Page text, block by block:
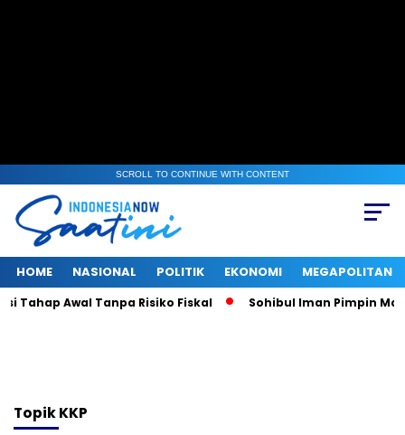
SCROLL TO CONTINUE WITH CONTENT
HOME NASIONAL POLITIK EKONOMI MEGAPOLITAN
Tahap Awal Tanpa Risiko Fiskal Sohibul Iman Pimpin
TopikKKP